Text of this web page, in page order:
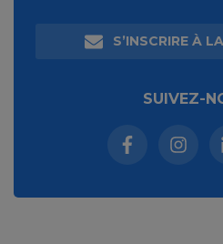
S’INSCRIRE À
SUIVEZ-
Facebook